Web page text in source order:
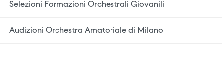
Selezioni Formazioni Orchestrali Giovanili
Audizioni Orchestra Amatoriale di Milano